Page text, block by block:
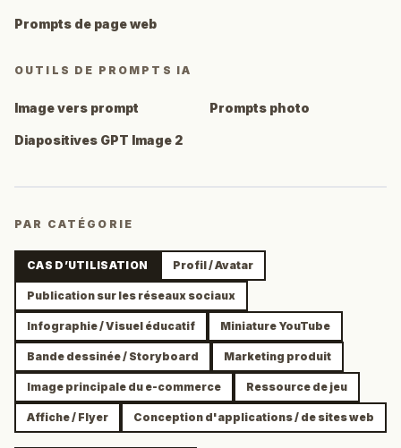
Prompts de page web
OUTILS DE PROMPTS IA
Image vers prompt Prompts photo
Diapositives GPT Image 2
PAR CATÉGORIE
CAS D’UTILISATION Profil / Avatar
Publication sur les réseaux sociaux
Infographie / Visuel éducatif Miniature YouTube
Bande dessinée / Storyboard Marketing produit
Image principale du e-commerce Ressource de jeu
Affiche / Flyer Conception d'applications / de sites web